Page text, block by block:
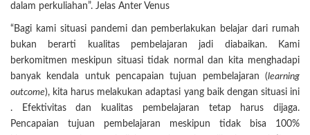
dalam perkuliahan”. Jelas Anter Venus
“Bagi kami situasi pandemi dan pemberlakukan belajar dari rumah
bukan berarti kualitas pembelajaran jadi diabaikan. Kami
berkomitmen meskipun situasi tidak normal dan kita menghadapi
banyak kendala untuk pencapaian tujuan pembelajaran (learning
outcome), kita harus melakukan adaptasi yang baik dengan situasi ini
. Efektivitas dan kualitas pembelajaran tetap harus dijaga.
Pencapaian tujuan pembelajaran meskipun tidak bisa 100%